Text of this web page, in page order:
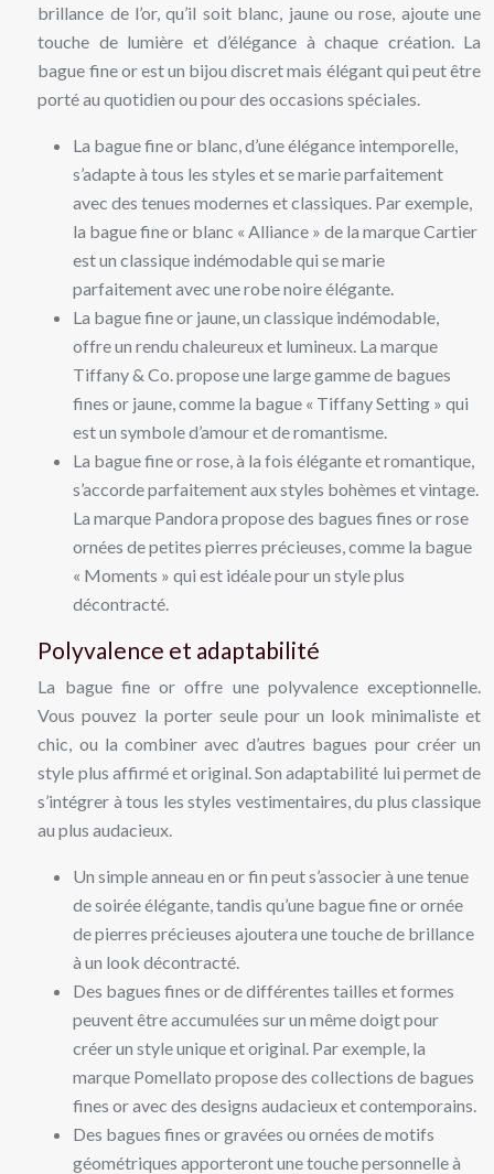
brillance de l’or, qu’il soit blanc, jaune ou rose, ajoute une
touche de lumière et d’élégance à chaque création. La
bague fine or est un bijou discret mais élégant qui peut être
porté au quotidien ou pour des occasions spéciales.
La bague fine or blanc, d’une élégance intemporelle,
s’adapte à tous les styles et se marie parfaitement
avec des tenues modernes et classiques. Par exemple,
la bague fine or blanc « Alliance » de la marque Cartier
est un classique indémodable qui se marie
parfaitement avec une robe noire élégante.
La bague fine or jaune, un classique indémodable,
offre un rendu chaleureux et lumineux. La marque
Tiffany & Co. propose une large gamme de bagues
fines or jaune, comme la bague « Tiffany Setting » qui
est un symbole d’amour et de romantisme.
La bague fine or rose, à la fois élégante et romantique,
s’accorde parfaitement aux styles bohèmes et vintage.
La marque Pandora propose des bagues fines or rose
ornées de petites pierres précieuses, comme la bague
« Moments » qui est idéale pour un style plus
décontracté.
Polyvalence et adaptabilité
La bague fine or offre une polyvalence exceptionnelle.
Vous pouvez la porter seule pour un look minimaliste et
chic, ou la combiner avec d’autres bagues pour créer un
style plus affirmé et original. Son adaptabilité lui permet de
s’intégrer à tous les styles vestimentaires, du plus classique
au plus audacieux.
Un simple anneau en or fin peut s’associer à une tenue
de soirée élégante, tandis qu’une bague fine or ornée
de pierres précieuses ajoutera une touche de brillance
à un look décontracté.
Des bagues fines or de différentes tailles et formes
peuvent être accumulées sur un même doigt pour
créer un style unique et original. Par exemple, la
marque Pomellato propose des collections de bagues
fines or avec des designs audacieux et contemporains.
Des bagues fines or gravées ou ornées de motifs
géométriques apporteront une touche personnelle à